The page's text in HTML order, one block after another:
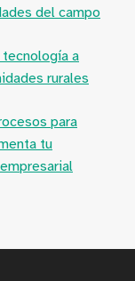
del campo
a
rurales
para
tu